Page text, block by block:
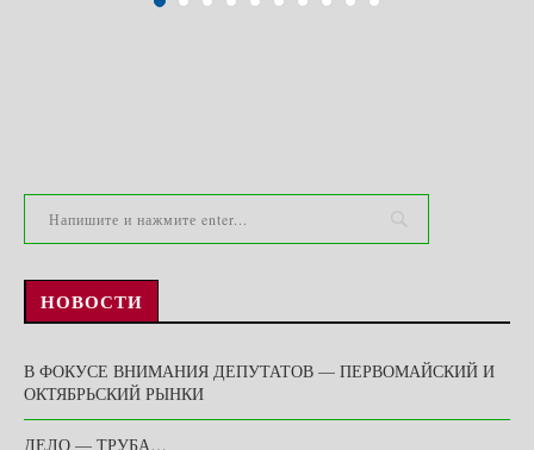
НОВОСТИ
В ФОКУСЕ ВНИМАНИЯ ДЕПУТАТОВ — ПЕРВОМАЙСКИЙ И
ОКТЯБРЬСКИЙ РЫНКИ
ДЕЛО — ТРУБА…